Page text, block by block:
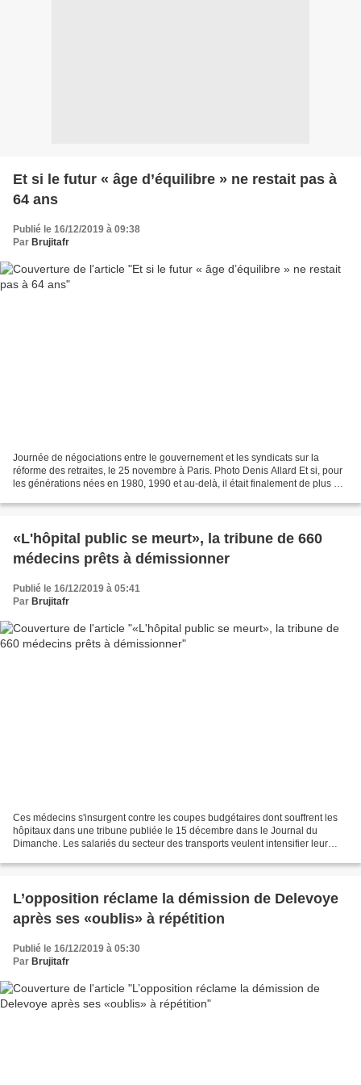
Et si le futur « âge d’équilibre » ne restait pas à
64 ans
Publié le 16/12/2019 à 09:38
Par Brujitafr
Journée de négociations entre le gouvernement et les syndicats sur la
réforme des retraites, le 25 novembre à Paris. Photo Denis Allard Et si, pour
les générations nées en 1980, 1990 et au-delà, il était finalement de plus de
«L'hôpital public se meurt», la tribune de 660
médecins prêts à démissionner
Publié le 16/12/2019 à 05:41
Par Brujitafr
Ces médecins s'insurgent contre les coupes budgétaires dont souffrent les
hôpitaux dans une tribune publiée le 15 décembre dans le Journal du
Dimanche. Les salariés du secteur des transports veulent intensifier leur
L’opposition réclame la démission de Delevoye
après ses «oublis» à répétition
Publié le 16/12/2019 à 05:30
Par Brujitafr